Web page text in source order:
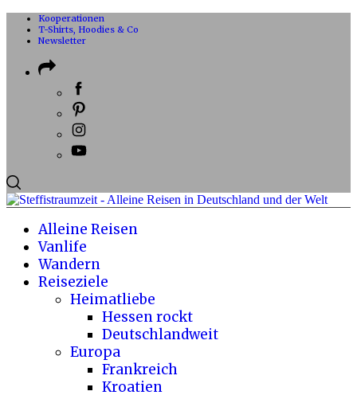
Kooperationen
T-Shirts, Hoodies & Co
Newsletter
Alleine Reisen
Vanlife
Wandern
Reiseziele
Heimatliebe
Hessen rockt
Deutschlandweit
Europa
Frankreich
Kroatien